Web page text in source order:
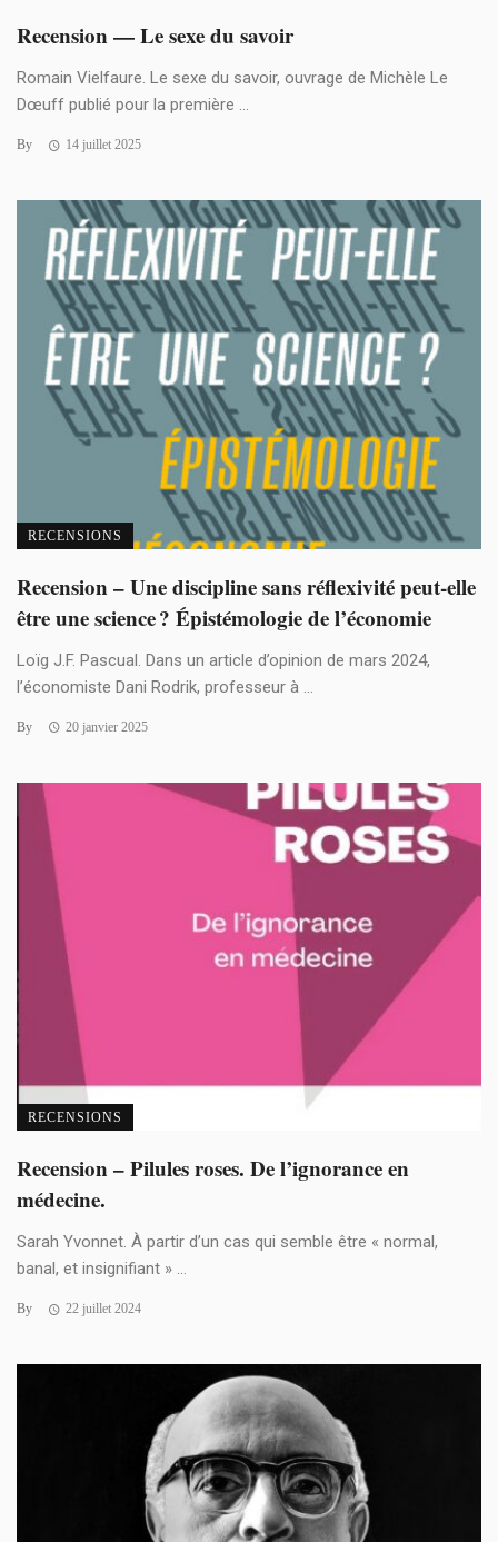
Recension — Le sexe du savoir
Romain Vielfaure. Le sexe du savoir, ouvrage de Michèle Le
Dœuff publié pour la première ...
By 14 juillet 2025
RECENSIONS
Recension – Une discipline sans réflexivité peut-elle
être une science ? Épistémologie de l’économie
Loïg J.F. Pascual. Dans un article d’opinion de mars 2024,
l’économiste Dani Rodrik, professeur à ...
By 20 janvier 2025
RECENSIONS
Recension – Pilules roses. De l’ignorance en
médecine.
Sarah Yvonnet. À partir d’un cas qui semble être « normal,
banal, et insignifiant » ...
By 22 juillet 2024